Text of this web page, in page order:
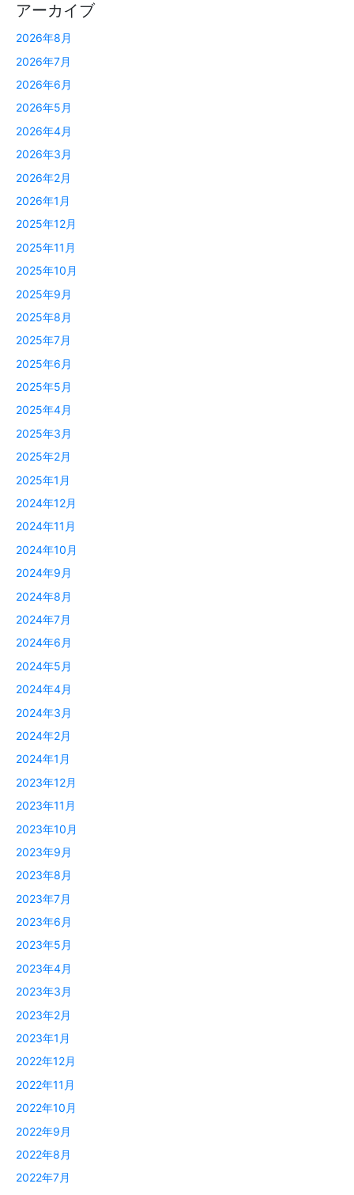
アーカイブ
2026年8月
2026年7月
2026年6月
2026年5月
2026年4月
2026年3月
2026年2月
2026年1月
2025年12月
2025年11月
2025年10月
2025年9月
2025年8月
2025年7月
2025年6月
2025年5月
2025年4月
2025年3月
2025年2月
2025年1月
2024年12月
2024年11月
2024年10月
2024年9月
2024年8月
2024年7月
2024年6月
2024年5月
2024年4月
2024年3月
2024年2月
2024年1月
2023年12月
2023年11月
2023年10月
2023年9月
2023年8月
2023年7月
2023年6月
2023年5月
2023年4月
2023年3月
2023年2月
2023年1月
2022年12月
2022年11月
2022年10月
2022年9月
2022年8月
2022年7月